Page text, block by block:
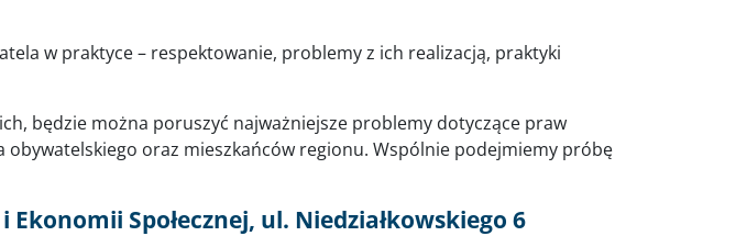
w praktyce – respektowanie, problemy z ich realizacją, praktyki
będzie można poruszyć najważniejsze problemy dotyczące praw
oraz mieszkańców regionu. Wspólnie podejmiemy próbę
Społecznej, ul. Niedziałkowskiego 6